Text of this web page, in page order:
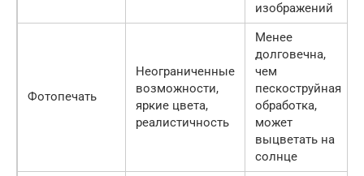
изображений
Фотопечать
Неограниченные
возможности,
яркие цвета,
реалистичность
Менее
долговечна,
чем
пескоструйная
обработка,
может
выцветать на
солнце